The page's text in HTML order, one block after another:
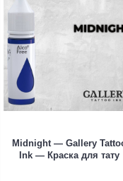
Midnight — Gallery
Ink — Краска для тату